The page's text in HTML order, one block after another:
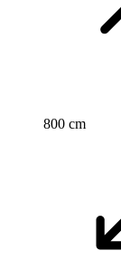
800 cm